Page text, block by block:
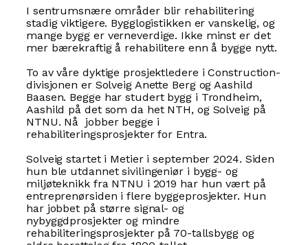
I sentrumsnære områder blir rehabilitering
stadig viktigere. Bygglogistikken er vanskelig, og
mange bygg er verneverdige. Ikke minst er det
mer bærekraftig å rehabilitere enn å bygge nytt.
To av våre dyktige prosjektledere i Construction-
divisjonen er Solveig Anette Berg og Aashild
Baasen. Begge har studert bygg i Trondheim,
Aashild på det som da het NTH, og Solveig på
NTNU. Nå jobber begge i
rehabiliteringsprosjekter for Entra.
Solveig startet i Metier i september 2024. Siden
hun ble utdannet sivilingeniør i bygg- og
miljøteknikk fra NTNU i 2019 har hun vært på
entreprenørsiden i flere byggeprosjekter. Hun
har jobbet på større signal- og
nybyggdprosjekter og mindre
rehabiliteringsprosjekter på 70-tallsbygg og